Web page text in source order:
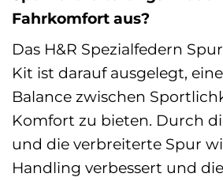
Fahrkomfort aus?
Das H&R Spezialfedern
Kit ist darauf ausgelegt,
Balance zwischen
Komfort zu bieten. Durch
und die verbreiterte Spur
Handling verbessert und die